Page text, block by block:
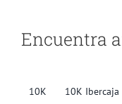
Encuentra
10K 10K Ibercaja